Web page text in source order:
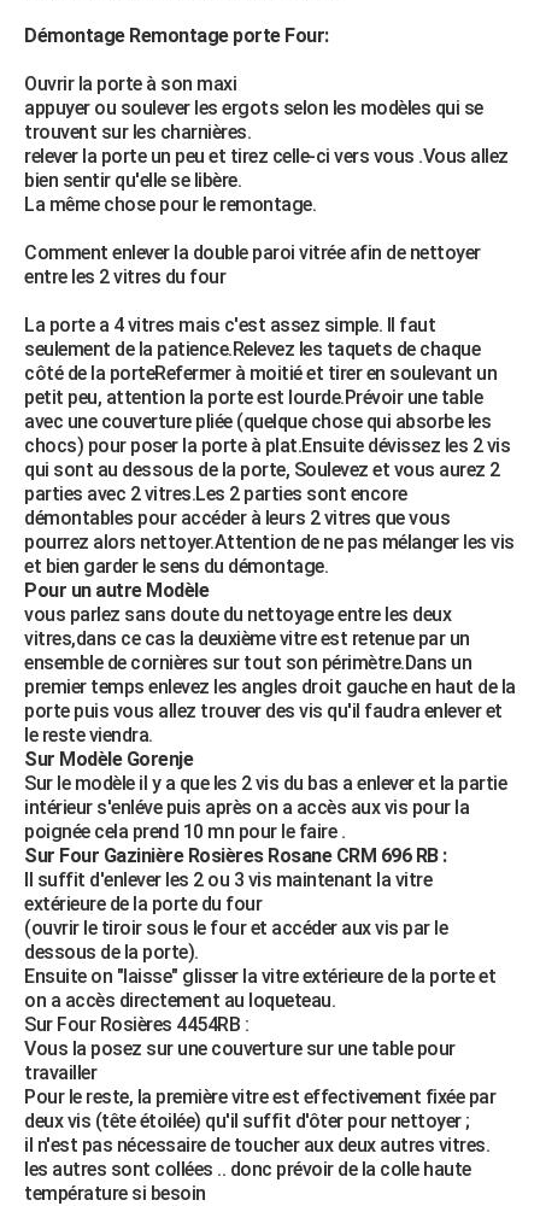
Démontage Remontage porte Four:
Ouvrir la porte à son maxi
appuyer ou soulever les ergots selon les modèles qui se
trouvent sur les charnières.
relever la porte un peu et tirez celle-ci vers vous .Vous allez
bien sentir qu'elle se libère.
La même chose pour le remontage.
Comment enlever la double paroi vitrée afin de nettoyer
entre les 2 vitres du four
La porte a 4 vitres mais c'est assez simple. Il faut
seulement de la patience.Relevez les taquets de chaque
côté de la porteRefermer à moitié et tirer en soulevant un
petit peu, attention la porte est lourde.Prévoir une table
avec une couverture pliée (quelque chose qui absorbe les
chocs) pour poser la porte à plat.Ensuite dévissez les 2 vis
qui sont au dessous de la porte, Soulevez et vous aurez 2
parties avec 2 vitres.Les 2 parties sont encore
démontables pour accéder à leurs 2 vitres que vous
pourrez alors nettoyer.Attention de ne pas mélanger les vis
et bien garder le sens du démontage.
Pour un autre Modèle
vous parlez sans doute du nettoyage entre les deux
vitres,dans ce cas la deuxième vitre est retenue par un
ensemble de cornières sur tout son périmètre.Dans un
premier temps enlevez les angles droit gauche en haut de la
porte puis vous allez trouver des vis qu'il faudra enlever et
le reste viendra.
Sur Modèle Gorenje
Sur le modèle il y a que les 2 vis du bas a enlever et la partie
intérieur s'enléve puis après on a accès aux vis pour la
poignée cela prend 10 mn pour le faire .
Sur Four Gazinière Rosières Rosane CRM 696 RB :
Il suffit d'enlever les 2 ou 3 vis maintenant la vitre
extérieure de la porte du four
(ouvrir le tiroir sous le four et accéder aux vis par le
dessous de la porte).
Ensuite on "laisse" glisser la vitre extérieure de la porte et
on a accès directement au loqueteau.
Sur Four Rosières 4454RB :
Vous la posez sur une couverture sur une table pour
travailler
Pour le reste, la première vitre est effectivement fixée par
deux vis (tête étoilée) qu'il suffit d'ôter pour nettoyer ;
il n'est pas nécessaire de toucher aux deux autres vitres.
les autres sont collées .. donc prévoir de la colle haute
température si besoin